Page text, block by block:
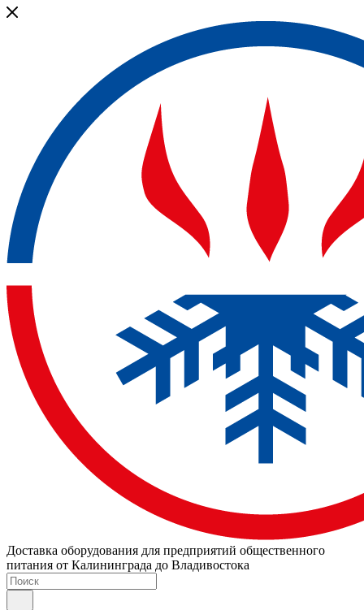
Доставка оборудования для предприятий общественного
питания от Калининграда до Владивостока